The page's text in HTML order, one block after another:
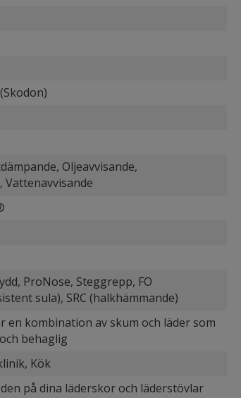
Oljeavvisande,
Vattenavvisande
ProNose, Steggrepp, FO
sula), SRC (halkhämmande)
en kombination av skum och läder som
behaglig
Kök
på dina läderskor och läderstövlar